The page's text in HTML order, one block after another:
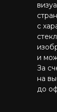
с
и
За
на
до